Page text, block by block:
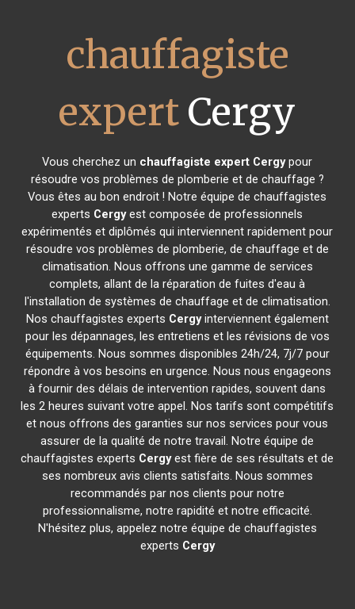
chauffagiste
expert Cergy
Vous cherchez un chauffagiste expert Cergypour
résoudre vos problèmes de plomberie et de chauffage ?
Vous êtes au bon endroit ! Notre équipe de chauffagistes
experts Cergyest composée de professionnels
expérimentés et diplômés qui interviennent rapidement pour
résoudre vos problèmes de plomberie, de chauffage et de
climatisation. Nous offrons une gamme de services
complets, allant de la réparation de fuites d'eau à
l'installation de systèmes de chauffage et de climatisation.
Nos chauffagistes experts Cergyinterviennent également
pour les dépannages, les entretiens et les révisions de vos
équipements. Nous sommes disponibles 24h/24, 7j/7 pour
répondre à vos besoins en urgence. Nous nous engageons
à fournir des délais de intervention rapides, souvent dans
les 2 heures suivant votre appel. Nos tarifs sont compétitifs
et nous offrons des garanties sur nos services pour vous
assurer de la qualité de notre travail. Notre équipe de
chauffagistes experts Cergyest fière de ses résultats et de
ses nombreux avis clients satisfaits. Nous sommes
recommandés par nos clients pour notre
professionnalisme, notre rapidité et notre efficacité.
N'hésitez plus, appelez notre équipe de chauffagistes
experts Cergy